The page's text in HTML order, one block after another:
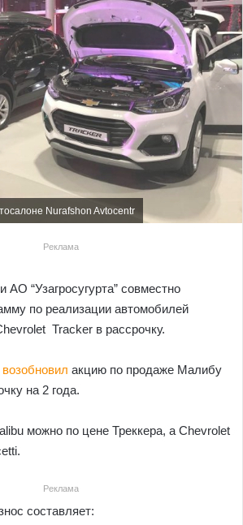
Nurafshon Avtocentr
Реклама
“Узагросугурта” совместно
по реализации автомобилей
Tracker в рассрочку.
возобновил акцию по продаже Малибу
на 2 года.
можно по цене Треккера, а Chevrolet
Реклама
составляет: